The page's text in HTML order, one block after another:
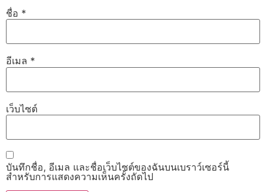
ชื่อ *
อีเมล *
เว็บไซต์
บันทึกชื่อ, อีเมล และชื่อเว็บไซต์ของฉันบนเบราว์เซอร์นี้
สำหรับการแสดงความเห็นครั้งถัดไป